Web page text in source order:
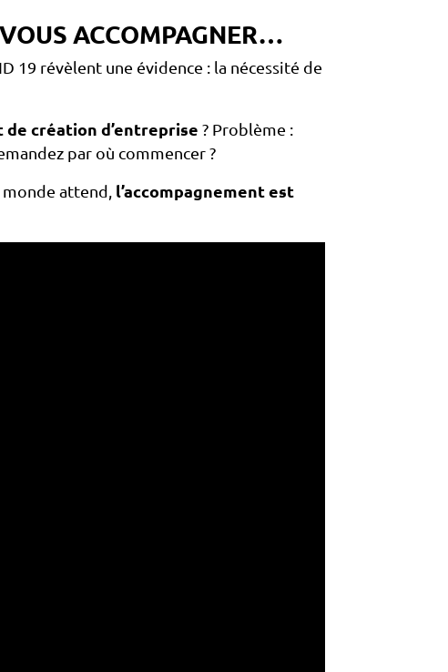
ACCOMPAGNER…
19 révèlent une évidence : la nécessité de
création d’entreprise ? Problème :
par où commencer ?
attend, l’accompagnement est